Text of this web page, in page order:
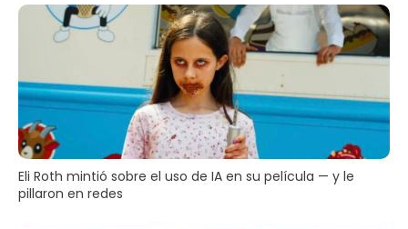
Eli Roth mintió sobre el uso de IA en su película — y le
pillaron en redes